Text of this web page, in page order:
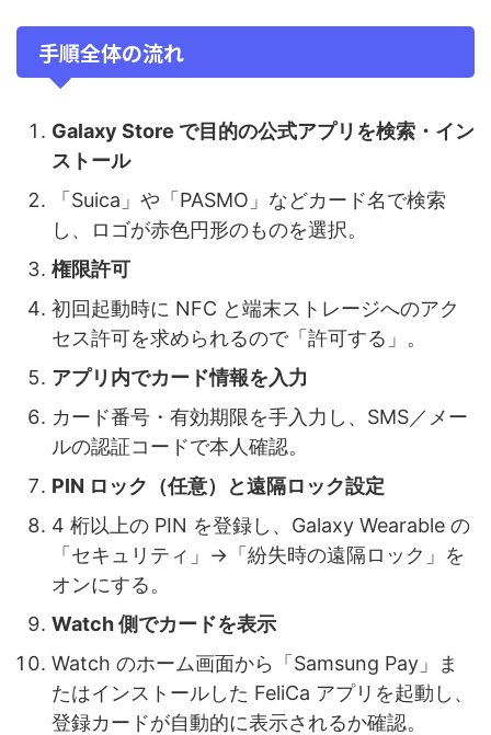
手順全体の流れ
Galaxy Store で目的の公式アプリを検索・イン
ストール
「Suica」や「PASMO」などカード名で検索
し、ロゴが赤色円形のものを選択。
権限許可
初回起動時に NFC と端末ストレージへのアク
セス許可を求められるので「許可する」。
アプリ内でカード情報を入力
カード番号・有効期限を手入力し、SMS／メー
ルの認証コードで本人確認。
PIN ロック（任意）と遠隔ロック設定
4 桁以上の PIN を登録し、Galaxy Wearable の
「セキュリティ」→「紛失時の遠隔ロック」を
オンにする。
Watch 側でカードを表示
Watch のホーム画面から「Samsung Pay」ま
たはインストールした FeliCa アプリを起動し、
登録カードが自動的に表示されるか確認。